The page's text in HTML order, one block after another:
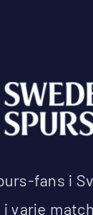
fans i
i varje match.